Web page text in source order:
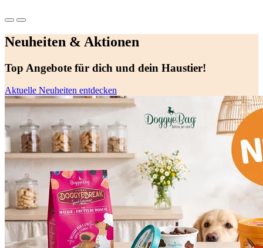
Neuheiten & Aktionen
Top Angebote für dich und dein Haustier!
Aktuelle Neuheiten entdecken